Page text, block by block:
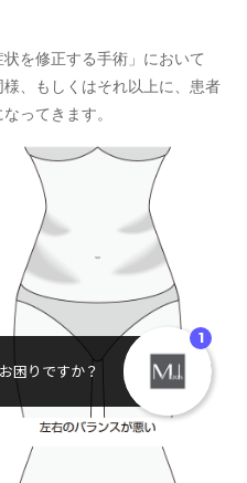
を修正する手術」において
、もしくはそれ以上に、患者
ってきます。